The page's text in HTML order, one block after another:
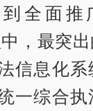
全面推
，最突
信息化
一综合